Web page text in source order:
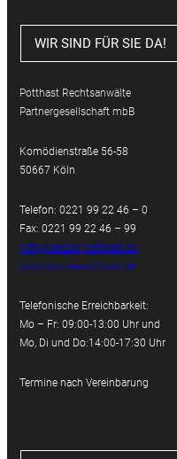
WIR SIND FÜR SIE DA!
Potthast Rechtsanwälte
Partnergesellschaft mbB
Komödienstraße 56-58
50667 Köln
Telefon: 0221 99 22 46 – 0
Fax: 0221 99 22 46 – 99
info@kanzlei-potthast.de
www.kanzlei-potthast.de
Telefonische Erreichbarkeit:
Mo – Fr: 09:00-13:00 Uhr und
Mo, Di und Do:14:00-17:30 Uhr
Termine nach Vereinbarung